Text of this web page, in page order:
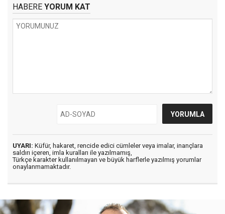
HABERE YORUM KAT
UYARI: Küfür, hakaret, rencide edici cümleler veya imalar, inançlara
saldırı içeren, imla kuralları ile yazılmamış,
Türkçe karakter kullanılmayan ve büyük harflerle yazılmış yorumlar
onaylanmamaktadır.